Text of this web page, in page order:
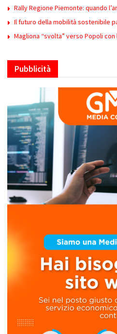
Rally Regione Piemonte: quando
Il futuro della mobilità sostenibile
Magliona “svolta” verso Popoli con
Pubblicità